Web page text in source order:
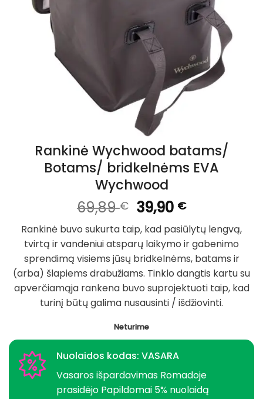
Rankinė Wychwood batams/
Botams/ bridkelnėms EVA
Wychwood
69,89€ Original
price
was:
69,89 €.
39,90 €Current
price
is:
39,90 €.
Rankinė buvo sukurta taip, kad pasiūlytų lengvą,
tvirtą ir vandeniui atsparų laikymo ir gabenimo
sprendimą visiems jūsų bridkelnėms, batams ir
(arba) šlapiems drabužiams. Tinklo dangtis kartu su
apverčiamąja rankena buvo suprojektuoti taip, kad
turinį būtų galima nusausinti / išdžiovinti.
Neturime
Nuolaidos kodas: VASARA
Vasaros išpardavimas Romadoje
prasidėjo Papildomai 5% nuolaidą